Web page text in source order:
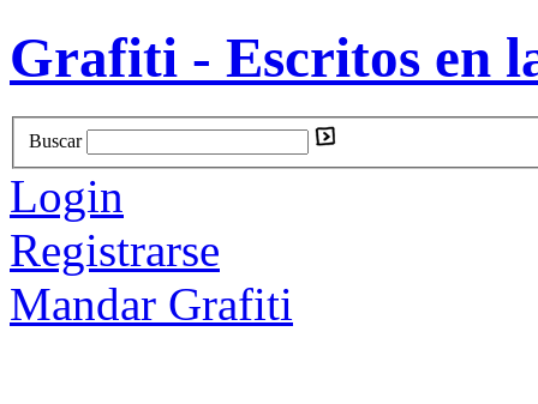
Grafiti - Escritos en
Buscar
Login
Registrarse
Mandar Grafiti